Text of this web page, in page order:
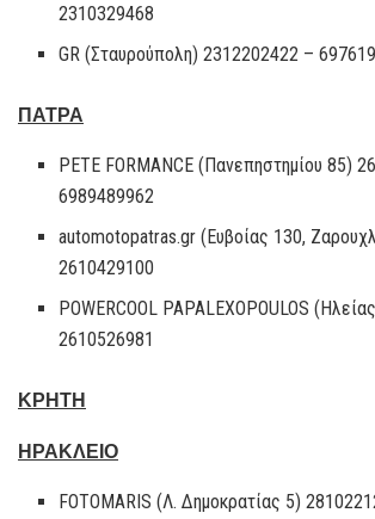
2310329468
GR (Σταυρούπολη) 2312202422 –
ΠΑΤΡΑ
PETE FORMANCE (Πανεπηστημίου 85)
6989489962
automotopatras.gr (Ευβοίας 130,
2610429100
POWERCOOL PAPALEXOPOULOS
2610526981
ΚΡΗΤΗ
ΗΡΑΚΛΕΙΟ
FOTOMARIS (Λ. Δημοκρατίας 5)